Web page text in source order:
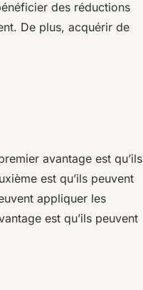
des réductions
De plus, acquérir de
avantage est qu’ils
est qu’ils peuvent
appliquer les
est qu’ils peuvent